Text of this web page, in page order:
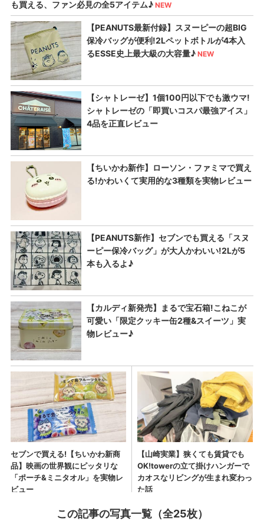
この記事の写真一覧（全25枚）